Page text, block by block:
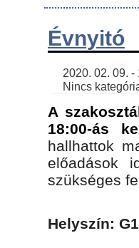
Évnyitó
Nincs
A
18:00-ás
hallhattok
előadások
szükséges
Helyszín: